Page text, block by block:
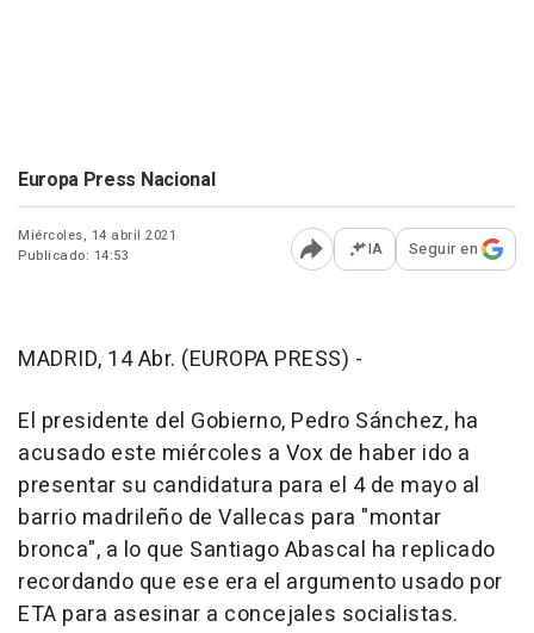
Europa Press Nacional
Miércoles, 14 abril 2021
Publicado: 14:53
Abrir opciones para
IA Seguir en
MADRID, 14 Abr. (EUROPA PRESS) -
El presidente del Gobierno, Pedro Sánchez, ha
acusado este miércoles a Vox de haber ido a
presentar su candidatura para el 4 de mayo al
barrio madrileño de Vallecas para "montar
bronca", a lo que Santiago Abascal ha replicado
recordando que ese era el argumento usado por
ETA para asesinar a concejales socialistas.